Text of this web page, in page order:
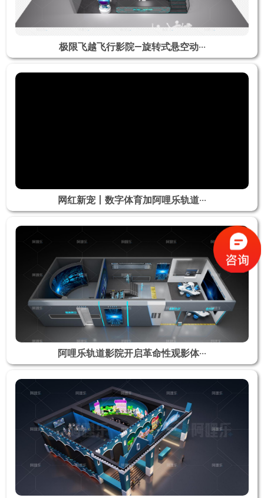
极限飞越飞行影院—旋转式悬空动···
网红新宠丨数字体育加阿哩乐轨道···
阿哩乐轨道影院开启革命性观影体···